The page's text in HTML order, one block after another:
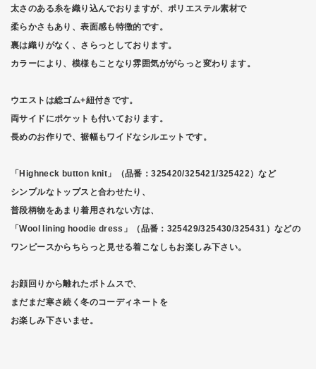
太さのある糸を織り込んでおりますが、ポリエステル素材で
柔らかさもあり、表面感も特徴的です。
裏は織りがなく、さらっとしております。
カラーにより、模様もことなり雰囲気ががらっと変わります。
ウエストは総ゴム+紐付きです。
両サイドにポケットも付いております。
長めのお作りで、裾幅もワイドなシルエットです。
「Highneck button knit」（品番：325420/325421/325422）など
シンプルなトップスと合わせたり、
普段柄物をあまり着用されない方は、
「Wool lining hoodie dress」（品番：325429/325430/325431）などの
ワンピースからちらっと見せる着こなしもお楽しみ下さい。
お顔回りから離れたボトムスで、
まだまだ寒さ続く冬のコーディネートを
お楽しみ下さいませ。